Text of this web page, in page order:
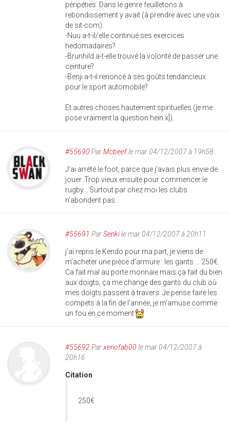
péripéties. Dans le genre feuilletons à
rebondissement y avait (à prendre avec une voix
de sit-com):
-Nuu a-t-il/elle continué ses exercices
hedomadaires?
-Brunhild a-t-elle trouvé la volonté de passer une
ceinture?
-Benji a-t-il renoncé à ses goûts tendancieux
pour le sport automobile?
Et autres choses hautement spirituelles (je me
pose vraiment la question hein x]).
#55690 ParMcbeefle mar 04/12/2007 à 19h58
J'ai arrété le foot, parce que j'avais plus envie de
jouer. Trop vieux ensuite pour commencer le
rugby... Surtout par chez moi les clubs
n'abondent pas.
#55691 ParSenkile mar 04/12/2007 à 20h11
j'ai repris le Kendo pour ma part, je viens de
m'acheter une pièce d'armure : les gants ... 250€.
Ca fait mal au porte monnaie mais ça fait du bien
aux doigts, ça me change des gants du club où
mes doigts passent à travers. Je pense faire les
compets à la fin de l'année, je m'amuse comme
un fou en ce moment
#55692 Parxenofab00 le mar 04/12/2007 à
20h16
Citation
250€